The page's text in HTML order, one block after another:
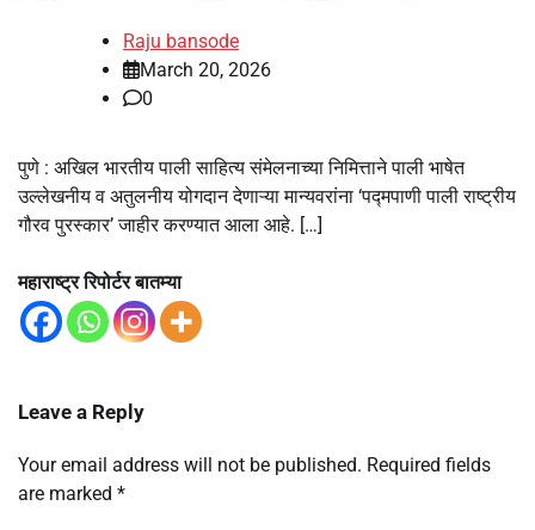
Raju bansode
March 20, 2026
0
पुणे : अखिल भारतीय पाली साहित्य संमेलनाच्या निमित्ताने पाली भाषेत
उल्लेखनीय व अतुलनीय योगदान देणाऱ्या मान्यवरांना ‘पद्मपाणी पाली राष्ट्रीय
गौरव पुरस्कार’ जाहीर करण्यात आला आहे. […]
महाराष्ट्र रिपोर्टर बातम्या
Leave a Reply
Your email address will not be published. Required fields
are marked *